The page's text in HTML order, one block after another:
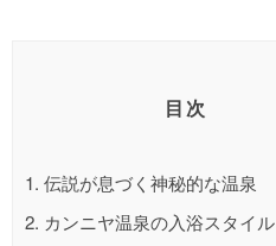
目次
1. 伝説が息づく神秘的な温泉
2. カンニヤ温泉の入浴スタイル